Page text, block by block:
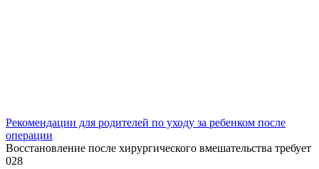
Рекомендации для родителей по уходу за ребенком после
операции
Восстановление после хирургического вмешательства требует
028